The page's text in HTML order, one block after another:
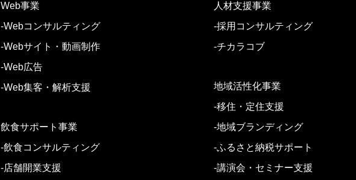
Web事業
-Webコンサルティング
-Webサイト・動画制作
-Web広告
-Web集客・解析支援
飲食サポート事業
-飲食コンサルティング
-店舗開業支援
人材支援事業
-採用コンサルティング
-チカラコブ
地域活性化事業
-移住・定住支援
-地域ブランディング
-ふるさと納税サポート
-講演会・セミナー支援